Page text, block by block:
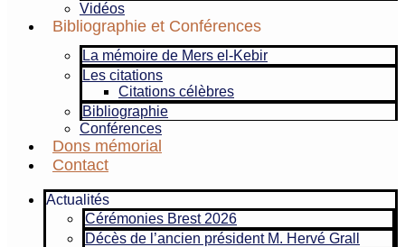
Vidéos
Bibliographie et Conférences
La mémoire de Mers el-Kebir
Les citations
Citations célèbres
Bibliographie
Conférences
Dons mémorial
Contact
Actualités
Cérémonies Brest 2026
Décès de l’ancien président M. Hervé Grall